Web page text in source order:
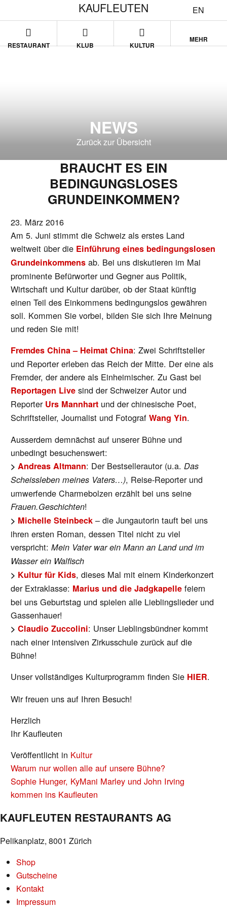
EN
KAUFLEUTEN
RESTAURANT KLUB KULTUR
MEHR
NEWS
Zurück zur Übersicht
BRAUCHT ES EIN
BEDINGUNGSLOSES
GRUNDEINKOMMEN?
23. März 2016
Am 5. Juni stimmt die Schweiz als erstes Land
weltweit über die Einführung eines bedingungslosen
Grundeinkommens ab. Bei uns diskutieren im Mai
prominente Befürworter und Gegner aus Politik,
Wirtschaft und Kultur darüber, ob der Staat künftig
einen Teil des Einkommens bedingungslos gewähren
soll. Kommen Sie vorbei, bilden Sie sich Ihre Meinung
und reden Sie mit!
Fremdes China – Heimat China: Zwei Schriftsteller
und Reporter erleben das Reich der Mitte. Der eine als
Fremder, der andere als Einheimischer. Zu Gast bei
Reportagen Live sind der Schweizer Autor und
Reporter Urs Mannhart und der chinesische Poet,
Schriftsteller, Journalist und FotografWang Yin.
Ausserdem demnächst auf unserer Bühne und
unbedingt besuchenswert:
>Andreas Altmann: Der Bestsellerautor (u.a.Das
Scheissleben meines Vaters…), Reise-Reporter und
umwerfende Charmebolzen erzählt bei uns seine
Frauen.Geschichten!
> Michelle Steinbeck – die Jungautorin tauft bei uns
ihren ersten Roman, dessen Titel nicht zu viel
verspricht:Mein Vater war ein Mann an Land und im
Wasser ein Walfisch
> Kultur für Kids, dieses Mal mit einem Kinderkonzert
der Extraklasse: Marius und die Jadgkapelle feiern
bei uns Geburtstag und spielen alle Lieblingslieder und
Gassenhauer!
>Claudio Zuccolini: Unser Lieblingsbündner kommt
nach einer intensiven Zirkusschule zurück auf die
Bühne!
Unser vollständiges Kulturprogramm finden Sie HIER.
Wir freuen uns auf Ihren Besuch!
Herzlich
Ihr Kaufleuten
Veröffentlicht in Kultur
BEITRAGS-
NAVIGATION
Warum nur wollen alle auf unsere Bühne?
Sophie Hunger, KyMani Marley und John Irving
kommen ins Kaufleuten
KAUFLEUTEN RESTAURANTS AG
Pelikanplatz, 8001 Zürich
Shop
Gutscheine
Kontakt
Impressum